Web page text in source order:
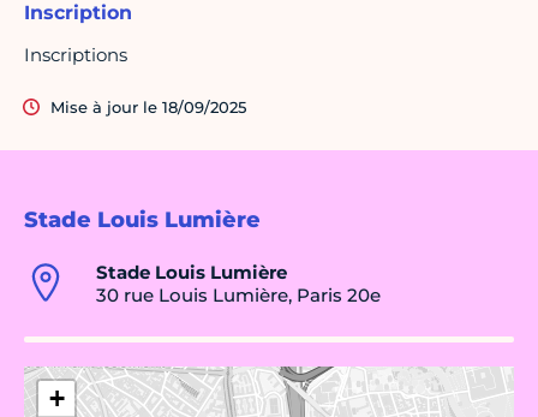
Stade Louis Lumière
Stade Louis Lumière
30 rue Louis Lumière, Paris 20e
+
Inscription
Inscriptions
Mise à jour le 18/09/2025